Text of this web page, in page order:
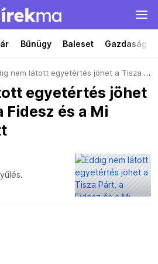
Bűnügy Baleset Gazdaság
látott egyetértés jöhet a Tisza Párt, a Fidesz és a Mi Hazánk között
egyetértés jöhet
Fidesz és a Mi